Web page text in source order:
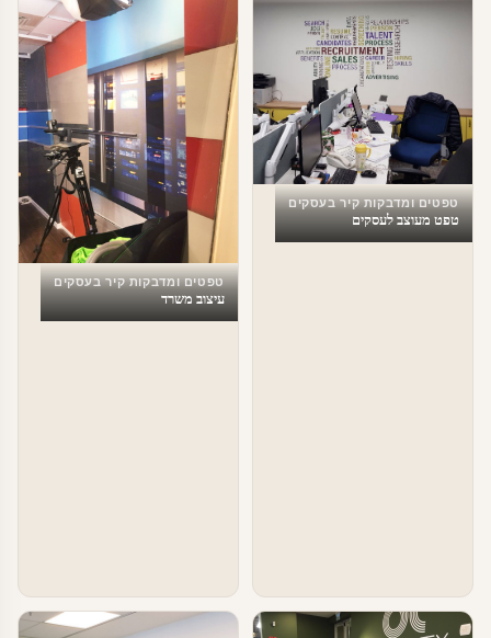
טפטים ומדבקות קיר בעסקים
טפט מעוצב לעסקים
טפטים ומדבקות קיר בעסקים
עיצוב משרד